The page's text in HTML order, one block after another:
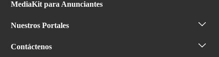
MediaKit para Anunciantes
Nuestros Portales
Contáctenos